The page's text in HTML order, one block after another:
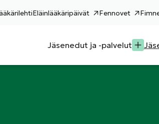
Eläinlääkäripäivät Fennovet
Jäsenedut ja -palvelut